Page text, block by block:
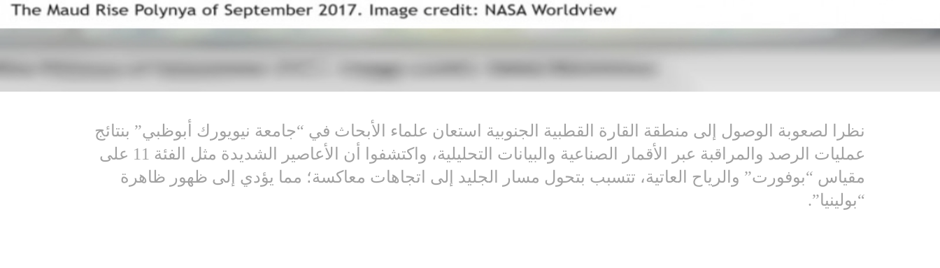
نظرا لصعوبة الوصول إلى منطقة القارة القطبية الجنوبية استعان علماء الأبحاث في “جامعة نيويورك أبوظبي” بنتائج
عمليات الرصد والمراقبة عبر الأقمار الصناعية والبيانات التحليلية، واكتشفوا أن الأعاصير الشديدة مثل الفئة 11 على
مقياس “بوفورت” والرياح العاتية، تتسبب بتحول مسار الجليد إلى اتجاهات معاكسة؛ مما يؤدي إلى ظهور ظاهرة
“بولينيا”.